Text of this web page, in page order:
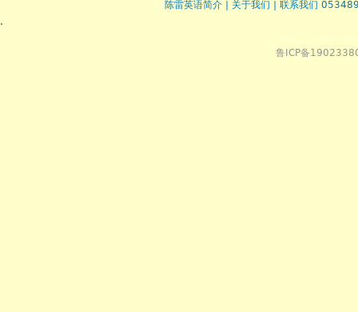
陈雷英语简介 关于我们
联系我们
.
鲁ICP备